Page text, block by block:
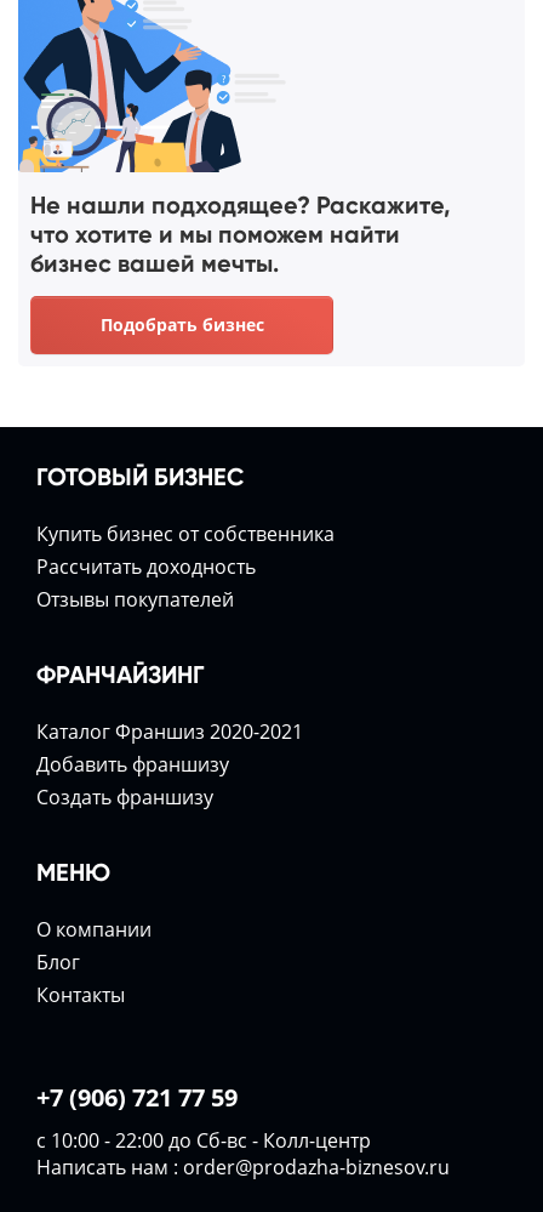
Не нашли подходящее? Раскажите,
что хотите и мы поможем найти
бизнес вашей мечты.
Подобрать бизнес
ГОТОВЫЙ БИЗНЕС
Купить бизнес от собственника
Расcчитать доходность
Отзывы покупателей
ФРАНЧАЙЗИНГ
Каталог Франшиз 2020-2021
Добавить франшизу
Создать франшизу
МЕНЮ
О компании
Блог
Контакты
+7 (906) 721 77 59
с 10:00 - 22:00 до Сб-вс - Колл-центр
Написать нам : order@prodazha-biznesov.ru